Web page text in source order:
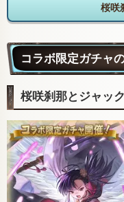
桜咲
コラボ限定ガチャ
桜咲刹那とジャッ